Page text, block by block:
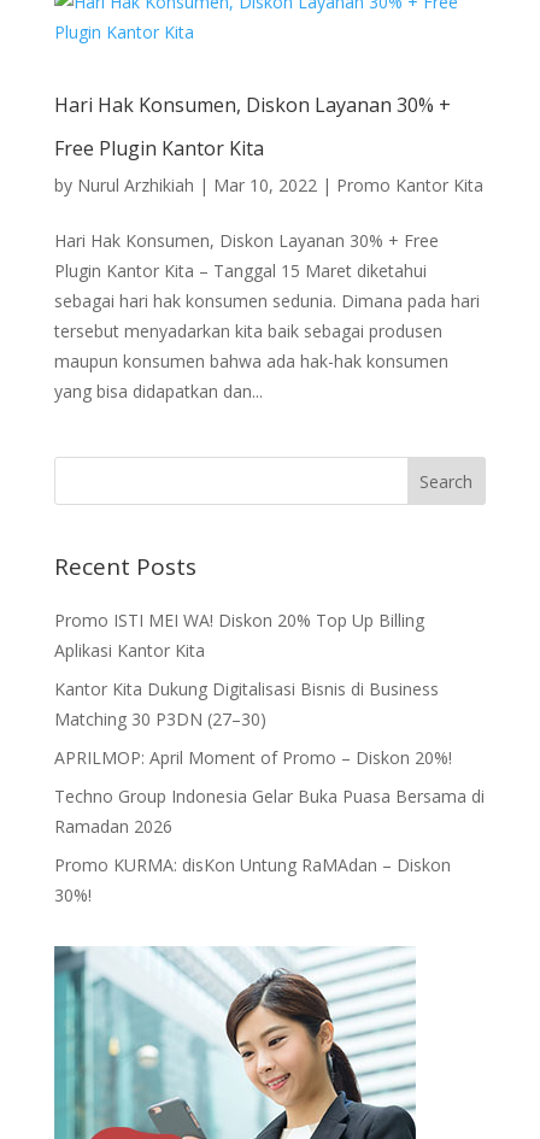
Hari Hak Konsumen, Diskon Layanan 30% +
Free Plugin Kantor Kita
by Nurul Arzhikiah | Mar 10, 2022| Promo Kantor Kita
Hari Hak Konsumen, Diskon Layanan 30% + Free
Plugin Kantor Kita – Tanggal 15 Maret diketahui
sebagai hari hak konsumen sedunia. Dimana pada hari
tersebut menyadarkan kita baik sebagai produsen
maupun konsumen bahwa ada hak-hak konsumen
yang bisa didapatkan dan...
Recent Posts
Promo ISTI MEI WA! Diskon 20% Top Up Billing
Aplikasi Kantor Kita
Kantor Kita Dukung Digitalisasi Bisnis di Business
Matching 30 P3DN (27–30)
APRILMOP: April Moment of Promo – Diskon 20%!
Techno Group Indonesia Gelar Buka Puasa Bersama di
Ramadan 2026
Promo KURMA: disKon Untung RaMAdan – Diskon
30%!